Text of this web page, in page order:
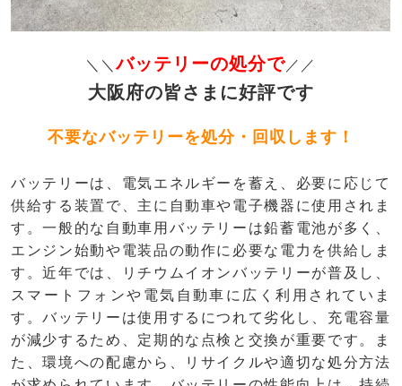
＼＼バッテリーの処分で／／
大阪府の皆さまに好評です
不要なバッテリーを処分・回収します！
バッテリーは、電気エネルギーを蓄え、必要に応じて
供給する装置で、主に自動車や電子機器に使用されま
す。一般的な自動車用バッテリーは鉛蓄電池が多く、
エンジン始動や電装品の動作に必要な電力を供給しま
す。近年では、リチウムイオンバッテリーが普及し、
スマートフォンや電気自動車に広く利用されていま
す。バッテリーは使用するにつれて劣化し、充電容量
が減少するため、定期的な点検と交換が重要です。ま
た、環境への配慮から、リサイクルや適切な処分方法